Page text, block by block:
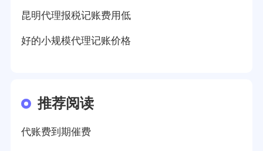
昆明代理报税记账费用低
好的小规模代理记账价格
推荐阅读
代账费到期催费